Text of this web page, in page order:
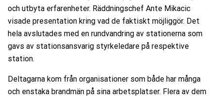
och utbyta erfarenheter. Räddningschef Ante Mikacic
visade presentation kring vad de faktiskt möjliggör. Det
hela avslutades med en rundvandring av stationerna som
gavs av stationsansvarig styrkeledare på respektive
station.
Deltagarna kom från organisationer som både har många
och enstaka brandmän på sina arbetsplatser. Flera av dem